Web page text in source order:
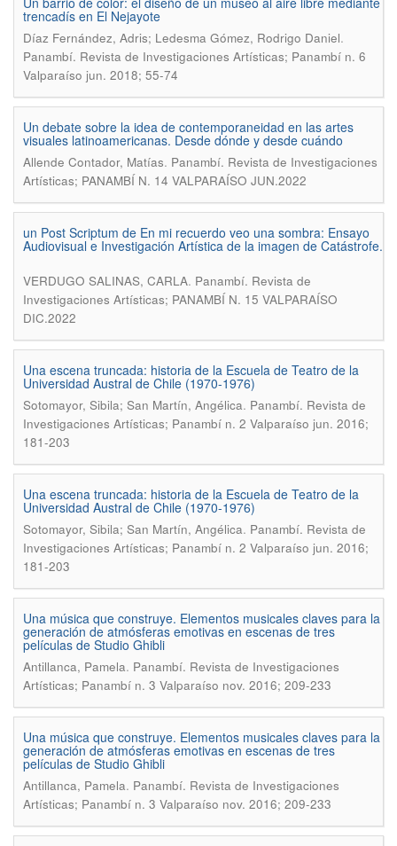
trencadís en El Nejayote
Díaz Fernández, Adris; Ledesma Gómez, Rodrigo Daniel.
Panambí. Revista de Investigaciones Artísticas; Panambí n. 6
Valparaíso jun. 2018; 55-74
Un debate sobre la idea de contemporaneidad en las artes
visuales latinoamericanas. Desde dónde y desde cuándo
Allende Contador, Matías. Panambí. Revista de Investigaciones
Artísticas; PANAMBÍ N. 14 VALPARAÍSO JUN.2022
un Post Scriptum de En mi recuerdo veo una sombra: Ensayo
Audiovisual e Investigación Artística de la imagen de Catástrofe.
VERDUGO SALINAS, CARLA. Panambí. Revista de
Investigaciones Artísticas; PANAMBÍ N. 15 VALPARAÍSO
DIC.2022
Una escena truncada: historia de la Escuela de Teatro de la
Universidad Austral de Chile (1970-1976)
Sotomayor, Sibila; San Martín, Angélica. Panambí. Revista de
Investigaciones Artísticas; Panambí n. 2 Valparaíso jun. 2016;
181-203
Una escena truncada: historia de la Escuela de Teatro de la
Universidad Austral de Chile (1970-1976)
Sotomayor, Sibila; San Martín, Angélica. Panambí. Revista de
Investigaciones Artísticas; Panambí n. 2 Valparaíso jun. 2016;
181-203
Una música que construye. Elementos musicales claves para la
generación de atmósferas emotivas en escenas de tres
películas de Studio Ghibli
Antillanca, Pamela. Panambí. Revista de Investigaciones
Artísticas; Panambí n. 3 Valparaíso nov. 2016; 209-233
Una música que construye. Elementos musicales claves para la
generación de atmósferas emotivas en escenas de tres
películas de Studio Ghibli
Antillanca, Pamela. Panambí. Revista de Investigaciones
Artísticas; Panambí n. 3 Valparaíso nov. 2016; 209-233